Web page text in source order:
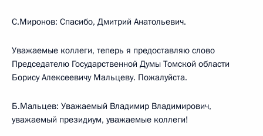
С.Миронов: Спасибо, Дмитрий Анатольевич.
Уважаемые коллеги, теперь я предоставляю слово
Председателю Государственной Думы Томской области
Борису Алексеевичу Мальцеву. Пожалуйста.
Б.Мальцев: Уважаемый Владимир Владимирович,
уважаемый президиум, уважаемые коллеги!